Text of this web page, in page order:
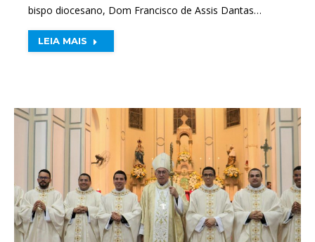
bispo diocesano, Dom Francisco de Assis Dantas…
LEIA MAIS